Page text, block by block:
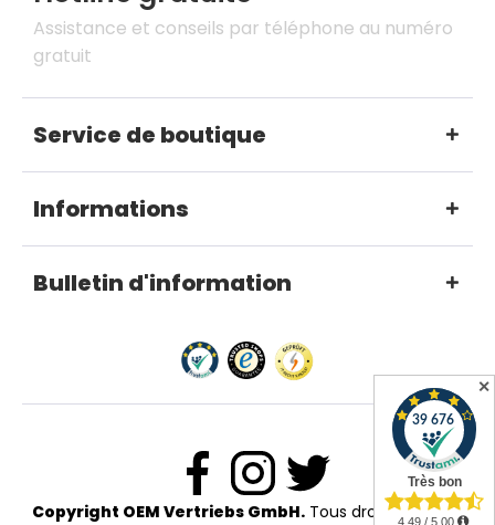
✕
Assistance et conseils par téléphone au numéro
gratuit
Service de boutique
Informations
Bulletin d'information
Copyright OEM Vertriebs GmbH.Tous droits réservés